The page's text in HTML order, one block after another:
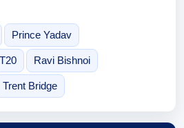
Prince Yadav
Ravi Bishnoi
Trent Bridge